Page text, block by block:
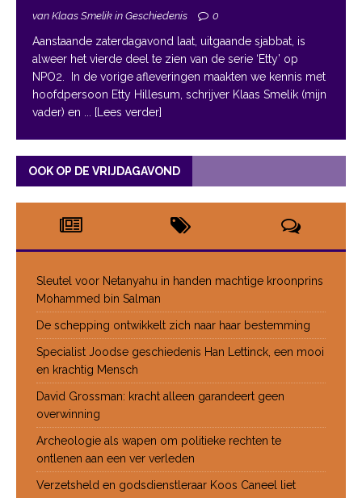
van Klaas Smelik in Geschiedenis 0
Aanstaande zaterdagavond laat, uitgaande sjabbat, is
alweer het vierde deel te zien van de serie ‘Etty’ op
NPO2. In de vorige afleveringen maakten we kennis met
hoofdpersoon Etty Hillesum, schrijver Klaas Smelik (mijn
vader) en
... [Lees verder]
OOK OP DE VRIJDAGAVOND
Sleutel voor Netanyahu in handen machtige kroonprins
Mohammed bin Salman
De schepping ontwikkelt zich naar haar bestemming
Specialist Joodse geschiedenis Han Lettinck, een mooi
en krachtig Mensch
David Grossman: kracht alleen garandeert geen
overwinning
Archeologie als wapen om politieke rechten te
ontlenen aan een ver verleden
Verzetsheld en godsdienstleraar Koos Caneel liet